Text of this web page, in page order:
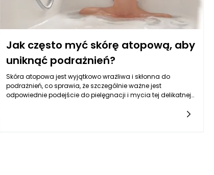
Jak często myć skórę atopową, aby
uniknąć podrażnień?
Skóra atopowa jest wyjątkowo wrażliwa i skłonna do
podrażnień, co sprawia, że szczególnie ważne jest
odpowiednie podejście do pielęgnacji i mycia tej delikatnej